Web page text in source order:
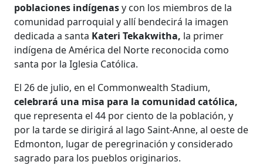
poblaciones indígenasy con los miembros de la
comunidad parroquial y allí bendecirá la imagen
dedicada a santa Kateri Tekakwitha, la primer
indígena de América del Norte reconocida como
santa por la Iglesia Católica.
El 26 de julio, en el Commonwealth Stadium,
celebrará una misa para la comunidad católica,
que representa el 44 por ciento de la población, y
por la tarde se dirigirá al lago Saint-Anne, al oeste de
Edmonton, lugar de peregrinación y considerado
sagrado para los pueblos originarios.